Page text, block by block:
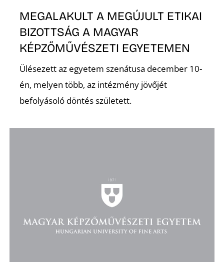
MEGALAKULT A MEGÚJULT ETIKAI
BIZOTTSÁG A MAGYAR
KÉPZŐMŰVÉSZETI EGYETEMEN
Ülésezett az egyetem szenátusa december 10-
én, melyen több, az intézmény jövőjét
befolyásoló döntés született.